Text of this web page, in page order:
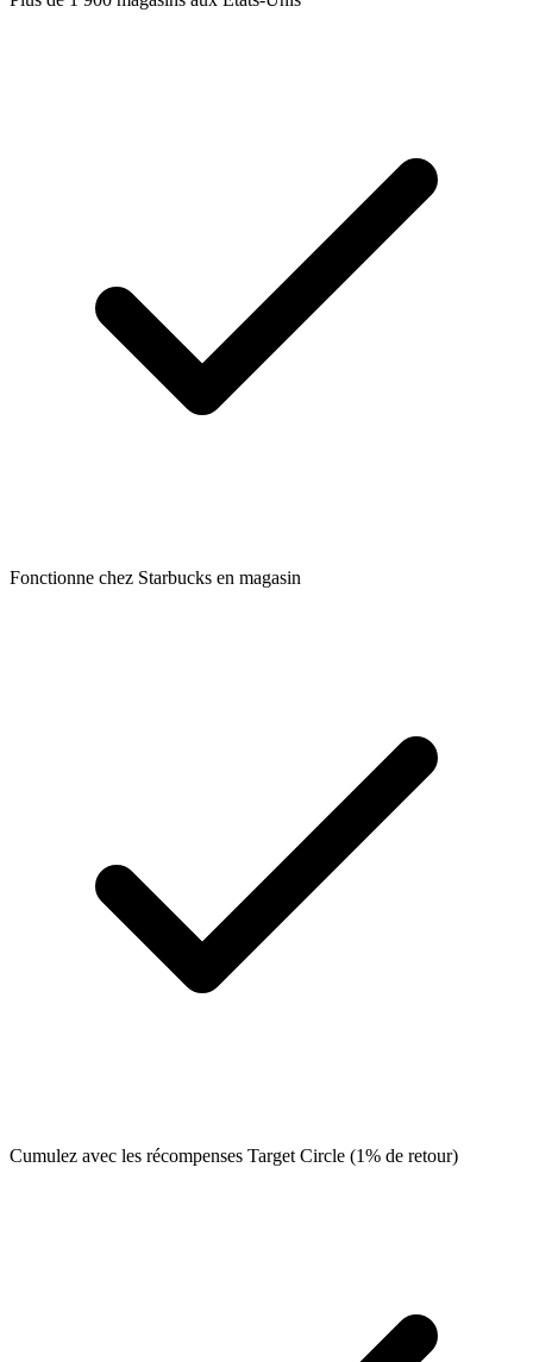
Fonctionne chez Starbucks en magasin
Cumulez avec les récompenses Target Circle (1% de retour)